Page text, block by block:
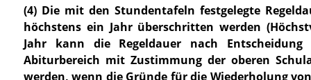
(4) Die mit den Stundentafeln festgelegte
höchstens ein Jahr überschritten werden
Jahr kann die Regeldauer nach Entscheidung
Abiturbereich mit Zustimmung der oberen
werden, wenn die Gründe für die Wiederholung